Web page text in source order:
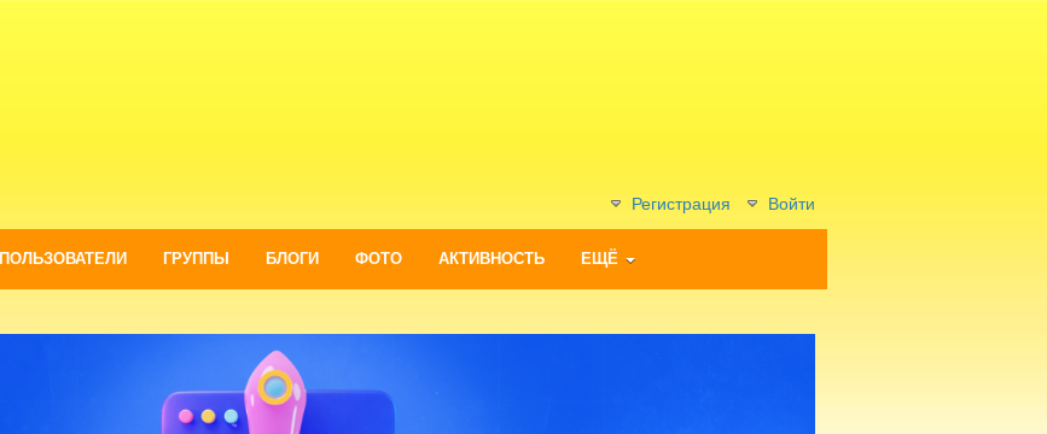
Регистрация Войти
ПОЛЬЗОВАТЕЛИ ГРУППЫ БЛОГИ ФОТО АКТИВНОСТЬ ЕЩЁ